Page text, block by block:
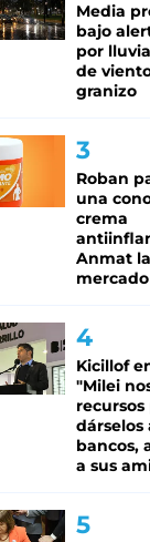
Media
bajo
por
de
granizo
Roban
una
crema
Anmat
mercado
Kicillof
"Milei
recursos
dárselos
bancos,
a sus